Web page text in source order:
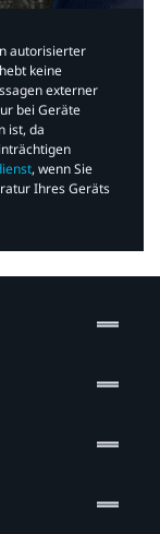
autorisierter
keine
externer
bei Geräte
ist, da
, wenn Sie
Ihres Geräts